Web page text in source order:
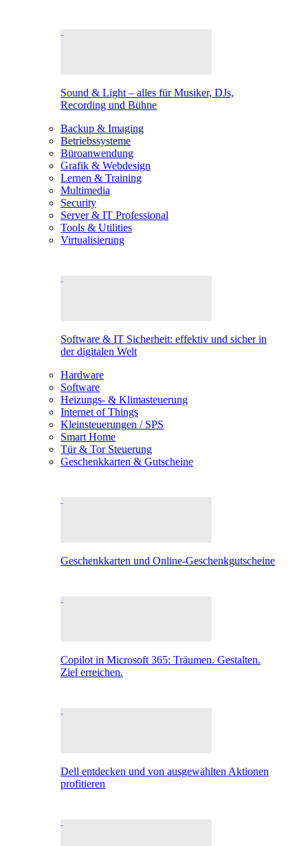
Sound & Light – alles für Musiker, DJs,
Recording und Bühne
Backup & Imaging
Betriebssysteme
Büroanwendung
Grafik & Webdesign
Lernen & Training
Multimedia
Security
Server & IT Professional
Tools & Utilities
Virtualisierung
Software & IT Sicherheit: effektiv und sicher in
der digitalen Welt
Hardware
Software
Heizungs- & Klimasteuerung
Internet of Things
Kleinsteuerungen / SPS
Smart Home
Tür & Tor Steuerung
Geschenkkarten & Gutscheine
Geschenkkarten und Online-Geschenkgutscheine
Copilot in Microsoft 365: Träumen. Gestalten.
Ziel erreichen.
Dell entdecken und von ausgewählten Aktionen
profitieren